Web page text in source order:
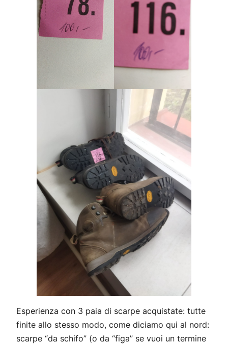
Esperienza con 3 paia di scarpe acquistate: tutte
finite allo stesso modo, come diciamo qui al nord:
scarpe “da schifo” (o da “figa” se vuoi un termine